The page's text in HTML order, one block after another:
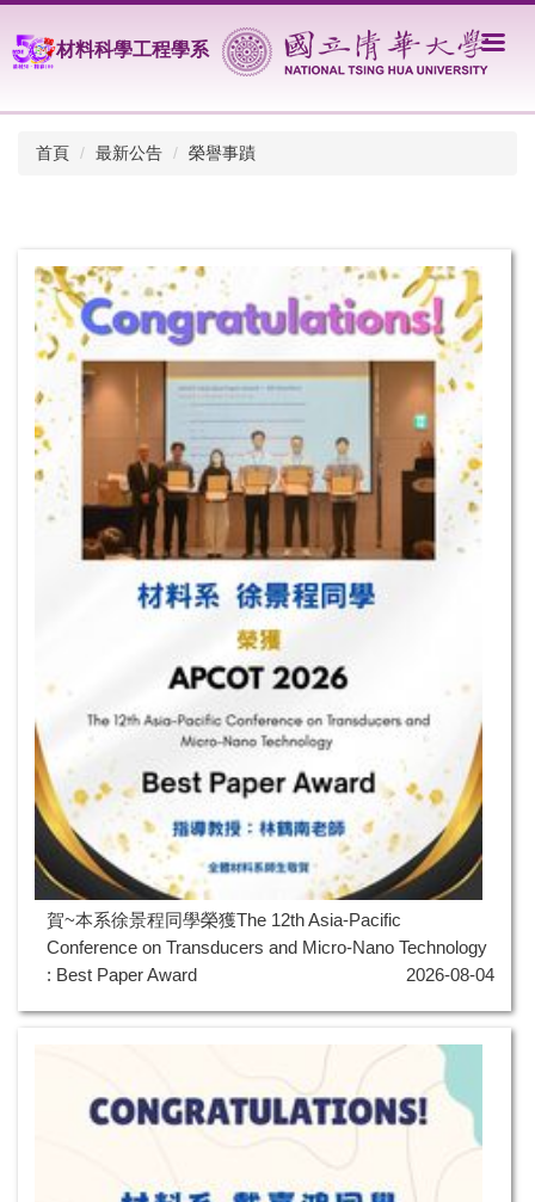
到
主
內
材料科學工程學系
首頁 最新公告 榮譽事蹟
賀~本系徐景程同學榮獲The 12th Asia-Pacific
Conference on Transducers and Micro-Nano Technology
: Best Paper Award
2026-08-04